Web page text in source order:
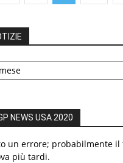
NEWS USA 2020
un errore; probabilmente il
più tardi.